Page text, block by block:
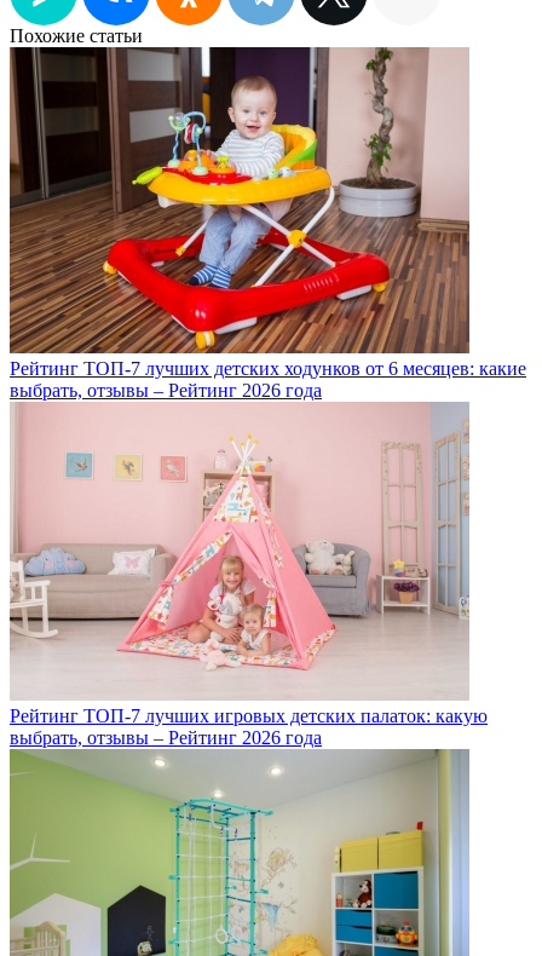
Похожие статьи
Рейтинг ТОП-7 лучших детских ходунков от 6 месяцев: какие
выбрать, отзывы – Рейтинг 2026 года
Рейтинг ТОП-7 лучших игровых детских палаток: какую
выбрать, отзывы – Рейтинг 2026 года